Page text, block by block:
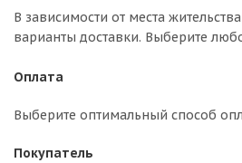
В зависимости от места
варианты доставки. Выберите
Оплата
Выберите оптимальный способ
Покупатель